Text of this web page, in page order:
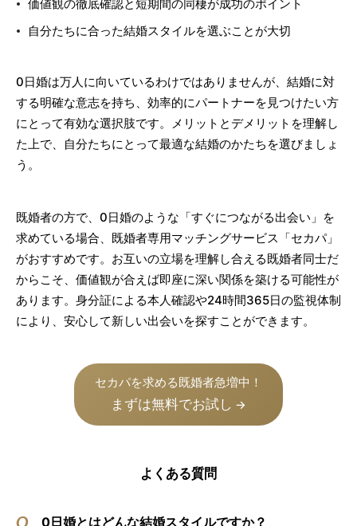
価値観の徹底確認と短期間の同棲が成功のポイント
自分たちに合った結婚スタイルを選ぶことが大切
0日婚は万人に向いているわけではありませんが、結婚に対
する明確な意志を持ち、効率的にパートナーを見つけたい方
にとって有効な選択肢です。メリットとデメリットを理解し
た上で、自分たちにとって最適な結婚のかたちを選びましょ
う。
既婚者の方で、0日婚のような「すぐにつながる出会い」を
求めている場合、既婚者専用マッチングサービス「セカパ」
がおすすめです。お互いの立場を理解し合える既婚者同士だ
からこそ、価値観が合えば即座に深い関係を築ける可能性が
あります。身分証による本人確認や24時間365日の監視体制
により、安心して新しい出会いを探すことができます。
セカパを求める既婚者急増中！
まずは無料でお試し →
よくある質問
0日婚とはどんな結婚スタイルですか？